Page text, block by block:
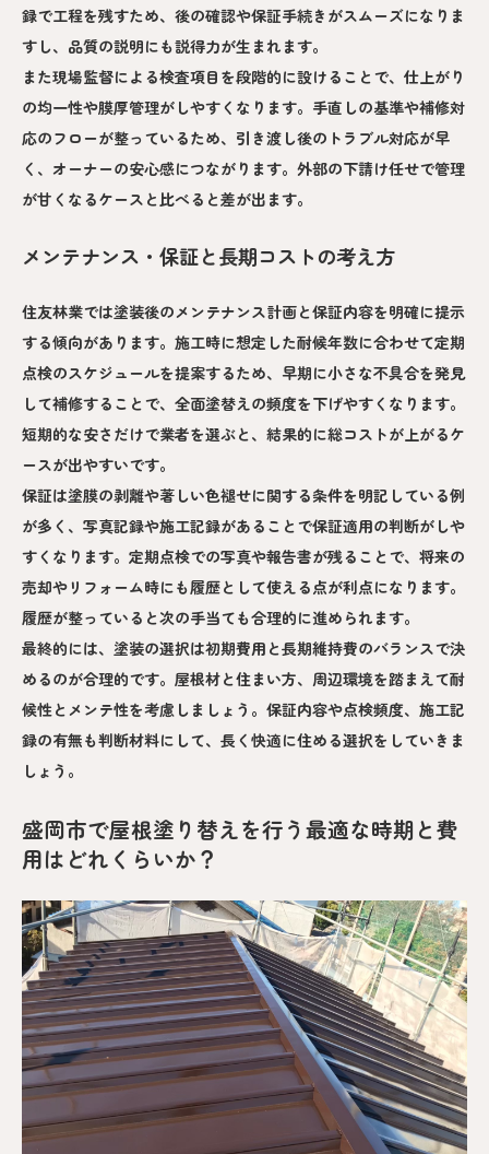
録で工程を残すため、後の確認や保証手続きがスムーズになりま
すし、品質の説明にも説得力が生まれます。
また現場監督による検査項目を段階的に設けることで、仕上がり
の均一性や膜厚管理がしやすくなります。手直しの基準や補修対
応のフローが整っているため、引き渡し後のトラブル対応が早
く、オーナーの安心感につながります。外部の下請け任せで管理
が甘くなるケースと比べると差が出ます。
メンテナンス・保証と長期コストの考え方
住友林業では塗装後のメンテナンス計画と保証内容を明確に提示
する傾向があります。施工時に想定した耐候年数に合わせて定期
点検のスケジュールを提案するため、早期に小さな不具合を発見
して補修することで、全面塗替えの頻度を下げやすくなります。
短期的な安さだけで業者を選ぶと、結果的に総コストが上がるケ
ースが出やすいです。
保証は塗膜の剥離や著しい色褪せに関する条件を明記している例
が多く、写真記録や施工記録があることで保証適用の判断がしや
すくなります。定期点検での写真や報告書が残ることで、将来の
売却やリフォーム時にも履歴として使える点が利点になります。
履歴が整っていると次の手当ても合理的に進められます。
最終的には、塗装の選択は初期費用と長期維持費のバランスで決
めるのが合理的です。屋根材と住まい方、周辺環境を踏まえて耐
候性とメンテ性を考慮しましょう。保証内容や点検頻度、施工記
録の有無も判断材料にして、長く快適に住める選択をしていきま
しょう。
盛岡市で屋根塗り替えを行う最適な時期と費
用はどれくらいか？